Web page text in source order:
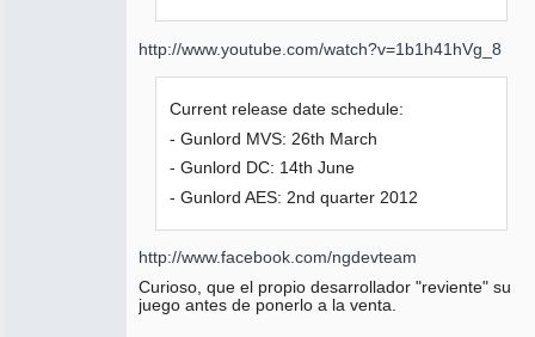
http://www.youtube.com/watch?v=1b1h41hVg_8
Current release date schedule:
- Gunlord MVS: 26th March
- Gunlord DC: 14th June
- Gunlord AES: 2nd quarter 2012
http://www.facebook.com/ngdevteam
Curioso, que el propio desarrollador "reviente" su
juego antes de ponerlo a la venta.